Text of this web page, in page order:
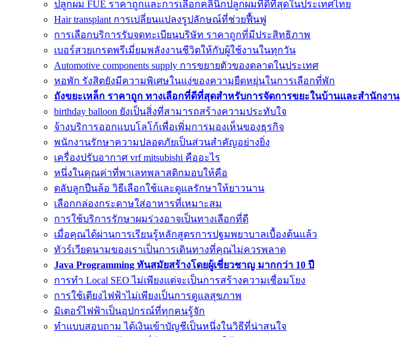
ปลูกผม FUE ราคาถูกและการเลือกคลินิกปลูกผมที่ดีที่สุดในประเทศไทย
Hair transplant การเปลี่ยนแปลงรูปลักษณ์ที่ช่วยฟื้นฟู
การเลือกบริการรับจดทะเบียนบริษัท ราคาถูกที่มีประสิทธิภาพ
เบอร์สวยเกรดพรีเมี่ยมพลังงานชีวิตให้กับผู้ใช้งานในทุกวัน
Automotive components supply การขยายตัวของตลาดในประเทศ
หอพัก รังสิตยังมีความพิเศษในแง่ของความยืดหยุ่นในการเลือกที่พัก
ถังขยะเหล็ก ราคาถูก ทางเลือกที่ดีที่สุดสำหรับการจัดการขยะในบ้านและสำนักงาน
birthday balloon ยังเป็นสิ่งที่สามารถสร้างความประทับใจ
จ้างบริการออกแบบโลโก้เพื่อเพิ่มการมองเห็นของธุรกิจ
พนักงานรักษาความปลอดภัยเป็นส่วนสำคัญอย่างยิ่ง
เครื่องปรับอากาศ vrf mitsubishi คืออะไร
หนึ่งในคุณค่าที่พาเลทพลาสติกมอบให้คือ
ตลับลูกปืนล้อ วิธีเลือกใช้และดูแลรักษาให้ยาวนาน
เลือกกล่องกระดาษใส่อาหารที่เหมาะสม
การใช้บริการรักษาผมร่วงอาจเป็นทางเลือกที่ดี
เมื่อคุณได้ผ่านการเรียนรู้หลักสูตรการปฐมพยาบาลเบื้องต้นแล้ว
ทัวร์เวียดนามของเราเป็นการเดินทางที่คุณไม่ควรพลาด
Java Programming ทันสมัยสร้างโดยผู้เชี่ยวชาญ มากกว่า 10 ปี
การทำ Local SEO ไม่เพียงแต่จะเป็นการสร้างความเชื่อมโยง
การใช้เตียงไฟฟ้าไม่เพียงเป็นการดูแลสุขภาพ
มิเตอร์ไฟฟ้าเป็นอุปกรณ์ที่ทุกคนรู้จัก
ทำแบบสอบถาม ได้เงินเข้าบัญชีเป็นหนึ่งในวิธีที่น่าสนใจ